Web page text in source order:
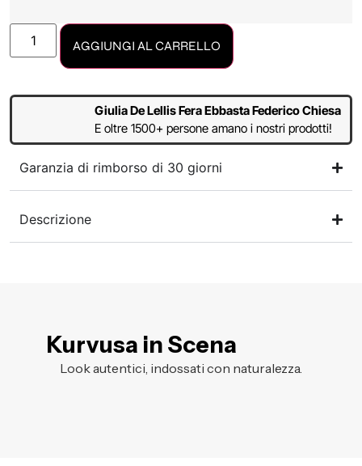
AGGIUNGI AL CARRELLO
Giulia De Lellis Fera Ebbasta Federico Chiesa
E oltre 1500+ persone amano i nostri prodotti!
Garanzia di rimborso di 30 giorni
Descrizione
Kurvusa in Scena
Look autentici, indossati con naturalezza.